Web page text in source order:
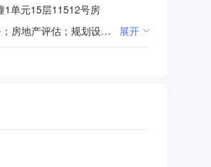
1单元15层11512号房
一般项目：不动产登记代理服务；计量技术服务；软件开发；地理遥感信息服务；社会调查（不含涉外调查）；信息技术咨询服务；房地产评估；规划设计管理；土地调查评估服务。(除依法须经批准的项目外，凭营业执照依法自主开展经营活动)许可项目：检验检测服务；测绘服务；建筑劳务分包。(依法须经批准的项目，经相关部门批准后方可开展经营活动，具体经营项目以审批结果为准) 展开